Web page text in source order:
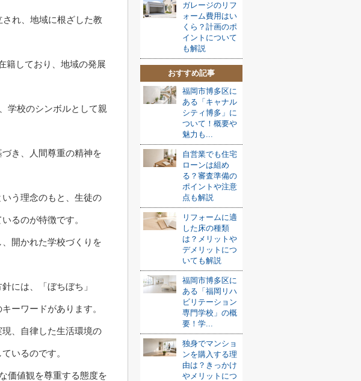
れ、地域に根ざした教
籍しており、地域の発展
学校のシンボルとして親
き、人間尊重の精神を
いう理念のもと、生徒の
るのが特徴です。
開かれた学校づくりを
には、「ぼちぼち」
ーワードがあります。
、自律した生活環境の
いるのです。
価値観を尊重する態度を
ガレージのリフ
ォーム費用はい
くら？計画のポ
イントについて
も解説
おすすめ記事
福岡市博多区に
ある「キャナル
シティ博多」に
ついて！概要や
魅力も...
自営業でも住宅
ローンは組め
る？審査準備の
ポイントや注意
点も解説
リフォームに適
した床の種類
は？メリットや
デメリットにつ
いても解説
福岡市博多区に
ある「福岡リハ
ビリテーション
専門学校」の概
要！学...
独身でマンショ
ンを購入する理
由は？きっかけ
やメリットにつ